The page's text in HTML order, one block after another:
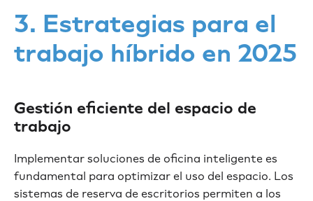
3. Estrategias para el
trabajo híbrido en 2025
Gestión eficiente del espacio de
trabajo
Implementar soluciones de oficina inteligente es
fundamental para optimizar el uso del espacio. Los
sistemas de reserva de escritorios permiten a los